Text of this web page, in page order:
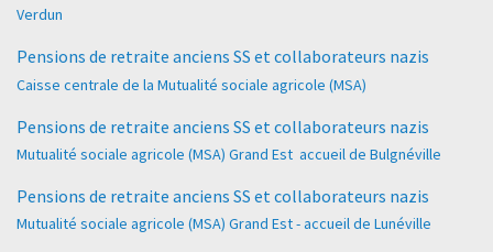
Verdun
Pensions de retraite anciens SS et collaborateurs nazis
Caisse centrale de la Mutualité sociale agricole (MSA)
Pensions de retraite anciens SS et collaborateurs nazis
Mutualité sociale agricole (MSA) Grand Est  accueil de Bulgnéville
Pensions de retraite anciens SS et collaborateurs nazis
Mutualité sociale agricole (MSA) Grand Est - accueil de Lunéville